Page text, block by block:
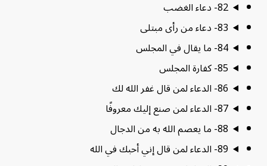
82- دعاء الغضب
83- دعاء من رأى مبتلى
84- ما يقال في المجلس
85- كفارة المجلس
86- الدعاء لمن قال غفر الله لك
87- الدعاء لمن صنع إليك معروفًا
88- ما يعصم الله به من الدجال
89- الدعاء لمن قال إني أحبك في الله